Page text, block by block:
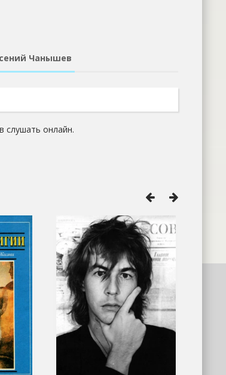
Чанышев
слушать онлайн.